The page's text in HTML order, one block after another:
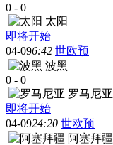
0 - 0
太阳
即将开始
04-096:42 世欧预
波黑
0 - 0
罗马尼亚
即将开始
04-0924:20 世欧预
阿塞拜疆